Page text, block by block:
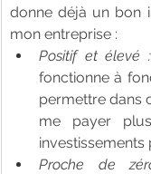
donne déjà un bon
mon entreprise :
Positif et élevé :
fonctionne à
permettre dans
me payer
investissements
Proche de